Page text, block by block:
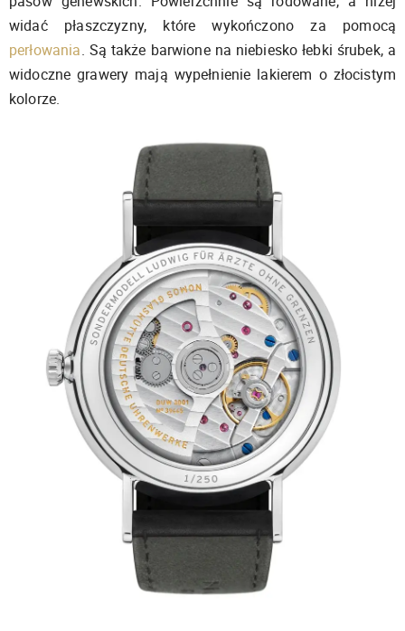
widać płaszczyzny, które wykończono za pomocą
perłowania. Są także barwione na niebiesko łebki śrubek, a
widoczne grawery mają wypełnienie lakierem o złocistym
kolorze.